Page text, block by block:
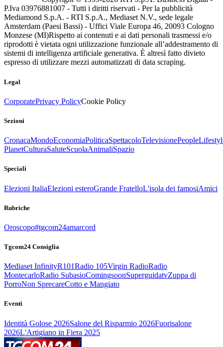
P.Iva 03976881007 - Tutti i diritti riservati - Per la pubblicità
Mediamond S.p.A. - RTI S.p.A., Mediaset N.V., sede legale
Amsterdam (Paesi Bassi) - Uffici Viale Europa 46, 20093 Cologno
Monzese (MI)Rispetto ai contenuti e ai dati personali trasmessi e/o
riprodotti è vietata ogni utilizzazione funzionale all’addestramento di
sistemi di intelligenza artificiale generativa. È altresì fatto divieto
espresso di utilizzare mezzi automatizzati di data scraping.
Legal
CorporatePrivacy PolicyCookie Policy
Sezioni
CronacaMondoEconomiaPoliticaSpettacoloTelevisionePeople
PlanetCulturaSaluteScuolaAnimaliSpazio
Speciali
Elezioni ItaliaElezioni esteroGrande FratelloL'isola dei famosiAmici
Rubriche
Oroscopo#tgcom24amarcord
Tgcom24 Consiglia
Mediaset InfinityR101Radio 105Virgin RadioRadio
MontecarloRadio SubasioComingsoonSuperguidatvZuppa di
PorroNon SprecareCotto e Mangiato
Eventi
Identità Golose 2026Salone del Risparmio 2026Fuorisalone
2026L'Artigiano in Fiera 2025